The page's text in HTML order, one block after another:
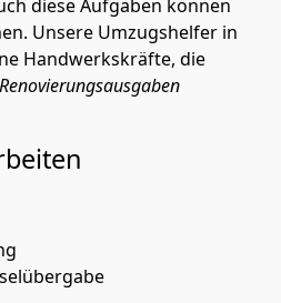
diese Aufgaben können
Unsere Umzugshelfer in
Handwerkskräfte, die